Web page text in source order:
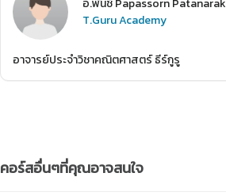
อ.พั้นช์ Papassorn Patanarak
T.Guru Academy
อาจารย์ประจำวิชาคณิตศาสตร์ ธีร์กูรู
คอร์สอื่นๆที่คุณอาจสนใจ